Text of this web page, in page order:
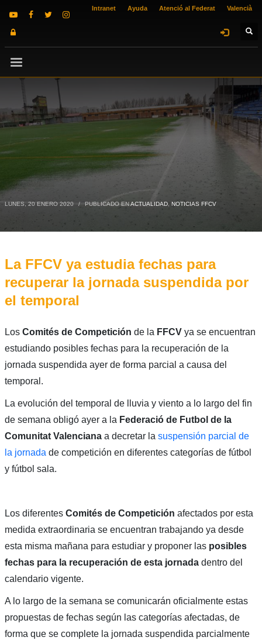
Intranet Ayuda Atenció al Federat Valencià
LUNES, 20 ENERO 2020 / PUBLICADO ENACTUALIDAD, NOTICIAS FFCV
La FFCV ya estudia fechas para
recuperar la jornada suspendida por
el temporal
Los Comités de Competición de la FFCVya se encuentran
estudiando posibles fechas para la recuperación de la
jornada suspendida ayer de forma parcial a causa del
temporal.
La evolución del temporal de lluvia y viento a lo largo del fin
de semana obligó ayer a la Federació de Futbol de la
Comunitat Valencianaa decretar la suspensión parcial de
la jornada de competición en diferentes categorías de fútbol
y fútbol sala.
Los diferentes Comités de Competición afectados por esta
medida extraordinaria se encuentran trabajando ya desde
esta misma mañana para estudiar y proponer las posibles
fechas para la recuperación de esta jornadadentro del
calendario vigente.
A lo largo de la semana se comunicarán oficialmente estas
propuestas de fechas según las categorías afectadas, de
forma que se complete la jornada suspendida parcialmente